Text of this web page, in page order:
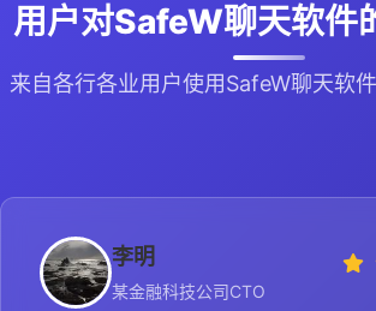
用户对SafeW聊天软件
来自各行各业用户使用SafeW聊天软
李明
某金融科技公司CTO